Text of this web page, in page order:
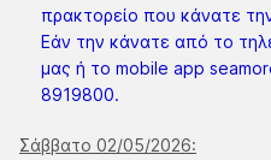
πρακτορείο που κάνατε
Εάν την κάνατε από το
μας ή το mobile app
8919800.
Σάββατο 02/05/2026: